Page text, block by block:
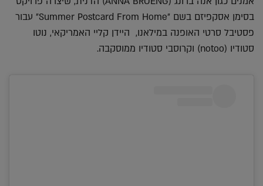
בסימן אסקפיזם בשם ״Summer Postcard From Home״ עבור
פסטיבל סרטי האופנה במילאנו, היידן קליי האמריקאי, נוטו
סטודיו (notoo) וקרוסבי סטודיו ממוסקבה.